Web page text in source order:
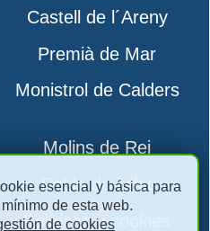
Castell de l´Areny
Premià de Mar
Monistrol de Calders
Molins de Rei
Pobla de Lillet
Políticas y cookies
esencial y básica para
de esta web.
de cookies